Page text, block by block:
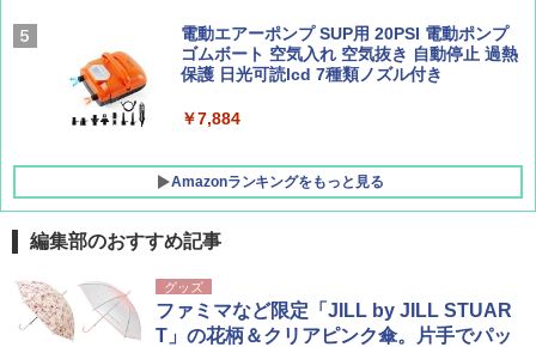
イド ブラックコーティング フルクローズ メ
ッシュ 4人用 簡単設置 ポップアップテント P
ATCW-150B エクルベージュ
￥-
電動エアーポンプ SUP用 20PSI 電動ポンプ
ゴムボート 空気入れ 空気抜き 自動停止 過熱
保護 日光可読lcd 7種類ノズル付き
￥7,884
Amazonランキングをもっと見る
編集部のおすすめ記事
グッズ
ファミマなど限定「JILL by JILL STUAR
T」の花柄＆クリアピンク傘。片手でパッ